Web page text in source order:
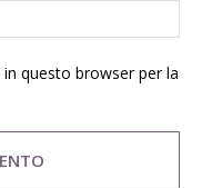
questo browser per la